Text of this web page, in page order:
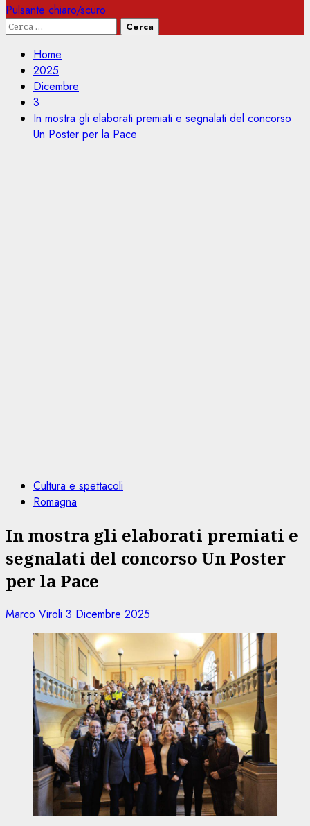
Pulsante chiaro/scuro
Ricerca
Home
2025
Dicembre
3
In mostra gli elaborati premiati e segnalati del concorso
Un Poster per la Pace
Cultura e spettacoli
Romagna
In mostra gli elaborati premiati e
segnalati del concorso Un Poster
per la Pace
Marco Viroli 3 Dicembre 2025